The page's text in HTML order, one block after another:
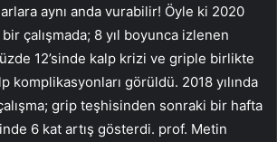
aynı anda vurabilir! Öyle ki 2020
bir çalışmada; 8 yıl boyunca izlenen
12’sinde kalp krizi ve griple birlikte
komplikasyonları görüldü. 2018 yılında
grip teşhisinden sonraki bir hafta
6 kat artış gösterdi. prof. Metin